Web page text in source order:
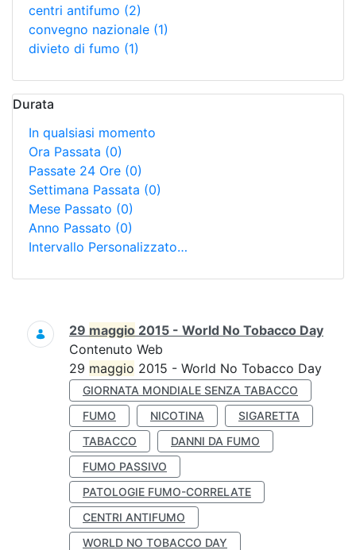
centri antifumo (2)
convegno nazionale (1)
divieto di fumo (1)
Durata
In qualsiasi momento
Ora Passata (0)
Passate 24 Ore (0)
Settimana Passata (0)
Mese Passato (0)
Anno Passato (0)
Intervallo Personalizzato…
Ricerca
29 maggio 2015 - World No Tobacco Day
Contenuto Web
29 maggio 2015 - World No Tobacco Day
GIORNATA MONDIALE SENZA TABACCO
FUMO
NICOTINA
SIGARETTA
TABACCO
DANNI DA FUMO
FUMO PASSIVO
PATOLOGIE FUMO-CORRELATE
CENTRI ANTIFUMO
WORLD NO TOBACCO DAY